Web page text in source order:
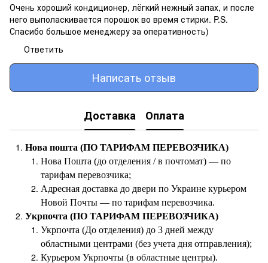
Очень хороший кондиционер, лёгкий нежный запах, и после
него выполаскивается порошок во время стирки. P.S.
Спасибо большое менеджеру за оперативность)
Ответить
Написать отзыв
Доставка Оплата
Нова пошта (ПО ТАРИФАМ ПЕРЕВОЗЧИКА)
Нова Пошта (до отделения / в почтомат) — по
тарифам перевозчика;
Адресная доставка до двери по Украине курьером
Новой Почты — по тарифам перевозчика.
Укрпочта (ПО ТАРИФАМ ПЕРЕВОЗЧИКА)
Укрпочта (До отделения) до 3 дней между
областными центрами (без учета дня отправления);
Курьером Укрпочты (в областные центры).